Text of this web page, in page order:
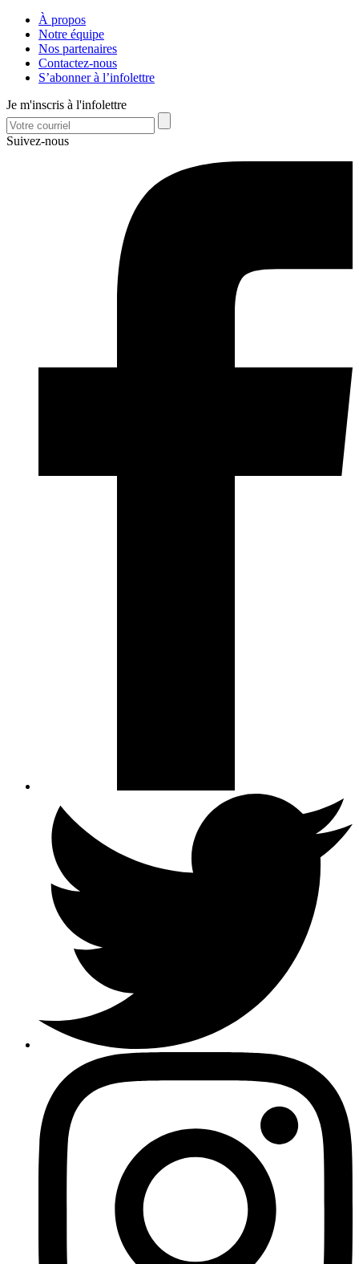
À propos
Notre équipe
Nos partenaires
Contactez-nous
S’abonner à l’infolettre
Je m'inscris à l'infolettre
Suivez-nous